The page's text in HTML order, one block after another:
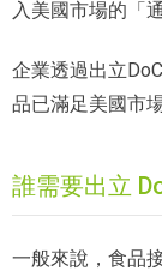
入美國市場的「
企業透過出立
品已滿足美國市
誰需要出立
一般來說，食品